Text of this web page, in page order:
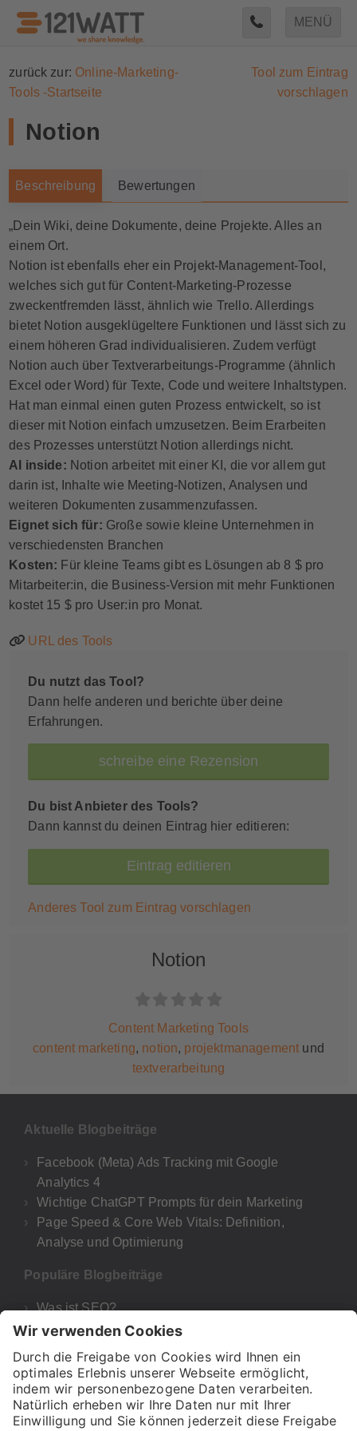
MENÜ
zurück zur: Online-Marketing-
Tools -Startseite
Tool zum Eintrag
vorschlagen
Notion
Beschreibung Bewertungen
„Dein Wiki, deine Dokumente, deine Projekte. Alles an
einem Ort.
Notion ist ebenfalls eher ein Projekt-Management-Tool,
welches sich gut für Content-Marketing-Prozesse
zweckentfremden lässt, ähnlich wie Trello. Allerdings
bietet Notion ausgeklügeltere Funktionen und lässt sich zu
einem höheren Grad individualisieren. Zudem verfügt
Notion auch über Textverarbeitungs-Programme (ähnlich
Excel oder Word) für Texte, Code und weitere Inhaltstypen.
Hat man einmal einen guten Prozess entwickelt, so ist
dieser mit Notion einfach umzusetzen. Beim Erarbeiten
des Prozesses unterstützt Notion allerdings nicht.
AI inside: Notion arbeitet mit einer KI, die vor allem gut
darin ist, Inhalte wie Meeting-Notizen, Analysen und
weiteren Dokumenten zusammenzufassen.
Eignet sich für: Große sowie kleine Unternehmen in
verschiedensten Branchen
Kosten: Für kleine Teams gibt es Lösungen ab 8 $ pro
Mitarbeiter:in, die Business-Version mit mehr Funktionen
kostet 15 $ pro User:in pro Monat.
URL des Tools
Du nutzt das Tool?
Dann helfe anderen und berichte über deine
Erfahrungen.
schreibe eine Rezension
Du bist Anbieter des Tools?
Dann kannst du deinen Eintrag hier editieren:
Eintrag editieren
Anderes Tool zum Eintrag vorschlagen
Notion
Content Marketing Tools
content marketing, notion, projektmanagement und
textverarbeitung
Aktuelle Blogbeiträge
Facebook (Meta) Ads Tracking mit Google
Analytics 4
Wichtige ChatGPT Prompts für dein Marketing
Page Speed & Core Web Vitals: Definition,
Analyse und Optimierung
Populäre Blogbeiträge
Was ist SEO?
Google Analytics 4
Was bedeutet E-A-T für deine SEO und Google?
H1, H2 & Co! – Wie wichtig sind Überschriften für
SEO?